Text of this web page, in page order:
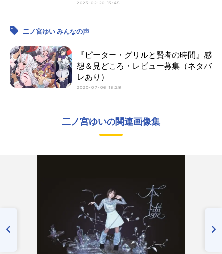
2023-02-20 17:45
二ノ宮ゆい みんなの声
『ピーター・グリルと賢者の時間』感
想＆見どころ・レビュー募集（ネタバ
レあり）
2020-07-06 16:28
二ノ宮ゆいの関連画像集